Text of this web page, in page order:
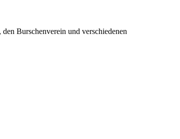
Burschenverein und verschiedenen